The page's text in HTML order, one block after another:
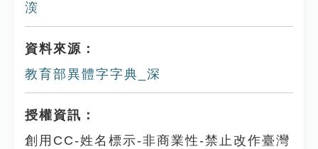
㴱
資料來源：
教育部異體字字典_深
授權資訊：
創用CC-姓名標示-非商業性-禁止改作臺灣